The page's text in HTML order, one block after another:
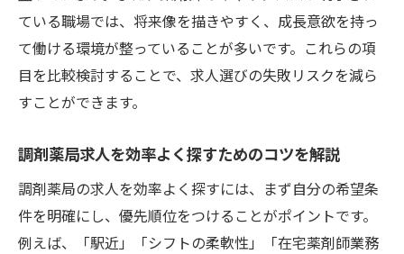
ている職場では、将来像を描きやすく、成長意欲を持っ
て働ける環境が整っていることが多いです。これらの項
目を比較検討することで、求人選びの失敗リスクを減ら
すことができます。
調剤薬局求人を効率よく探すためのコツを解説
調剤薬局の求人を効率よく探すには、まず自分の希望条
件を明確にし、優先順位をつけることがポイントです。
例えば、「駅近」「シフトの柔軟性」「在宅薬剤師業務